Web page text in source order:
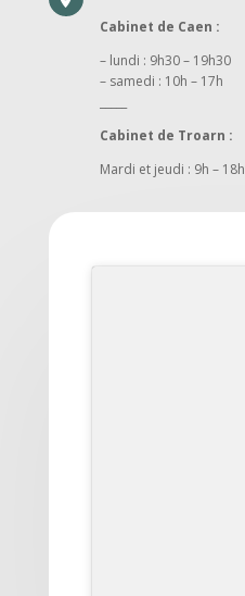
Cabinet de Caen :
– lundi : 9h30 – 19h30
– samedi : 10h – 17h
Cabinet de Troarn :
Mardi et jeudi : 9h – 18h